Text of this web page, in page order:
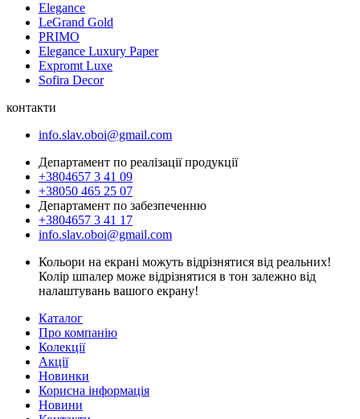
Elegance
LeGrand Gold
PRIMO
Elegance Luxury Paper
Expromt Luxe
Sofira Decor
контакти
info.slav.oboi@gmail.com
Департамент по реалізації продукції
+3804657 3 41 09
+38050 465 25 07
Департамент по забезпеченню
+3804657 3 41 17
info.slav.oboi@gmail.com
Кольори на екрані можуть відрізнятися від реальних!
Колір шпалер може відрізнятися в тон залежно від
налаштувань вашого екрану!
Каталог
Про компанію
Колекції
Акції
Новинки
Корисна інформація
Новини